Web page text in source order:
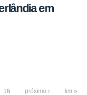
em
16 próximo › fim »